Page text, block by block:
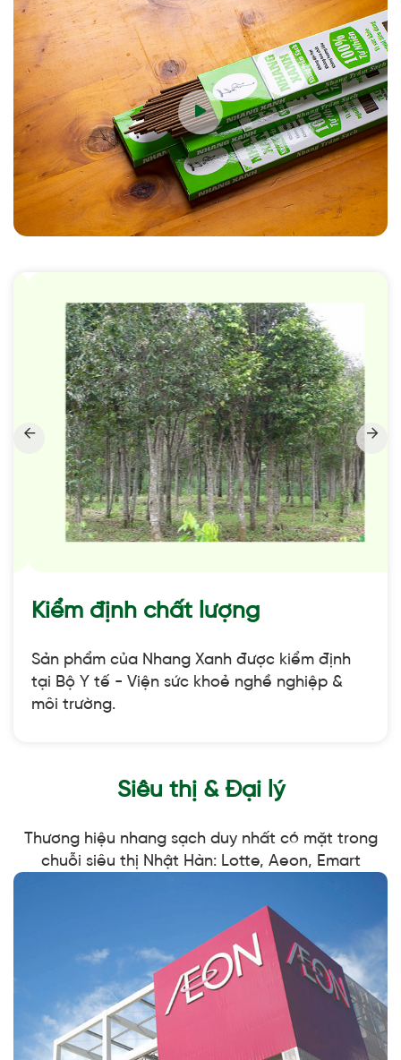
Kiểm định chất lượng
Sản phẩm của Nhang Xanh được kiểm định
tại Bộ Y tế - Viện sức khoẻ nghề nghiệp &
môi trường.
Siêu thị & Đại lý
Thương hiệu nhang sạch duy nhất có mặt trong
chuỗi siêu thị Nhật Hàn: Lotte, Aeon, Emart